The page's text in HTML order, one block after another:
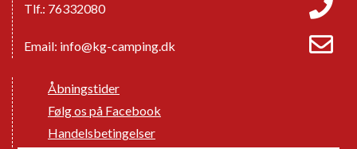
Tlf.: 76332080
Email: info@kg-camping.dk
Åbningstider
Følg os på Facebook
Handelsbetingelser